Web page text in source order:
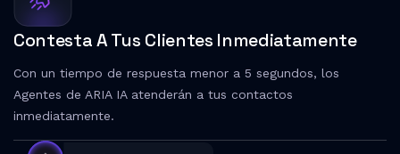
Contesta A Tus Clientes Inmediatamente
Con un tiempo de respuesta menor a 5 segundos, los
Agentes de ARIA IA atenderán a tus contactos
inmediatamente.